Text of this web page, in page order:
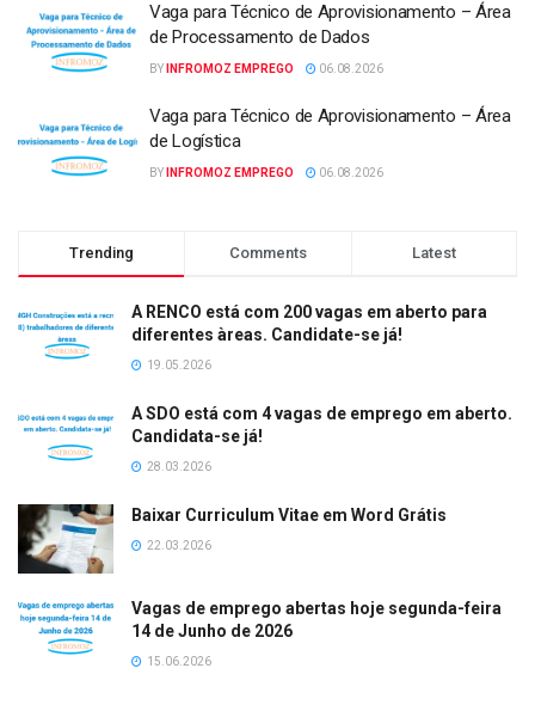
Vaga para Técnico de Aprovisionamento – Área
de Processamento de Dados
BY INFROMOZ EMPREGO 06.08.2026
Vaga para Técnico de Aprovisionamento – Área
de Logística
BY INFROMOZ EMPREGO 06.08.2026
Trending Comments Latest
A RENCO está com 200 vagas em aberto para
diferentes àreas. Candidate-se já!
19.05.2026
A SDO está com 4 vagas de emprego em aberto.
Candidata-se já!
28.03.2026
Baixar Curriculum Vitae em Word Grátis
22.03.2026
Vagas de emprego abertas hoje segunda-feira
14 de Junho de 2026
15.06.2026